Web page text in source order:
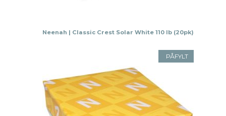
Neenah | Classic Crest Solar White 110 lb (20pk)
PÅFYLT